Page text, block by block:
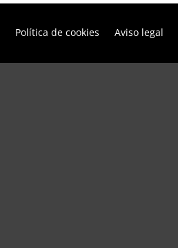
Política de cookies Aviso legal